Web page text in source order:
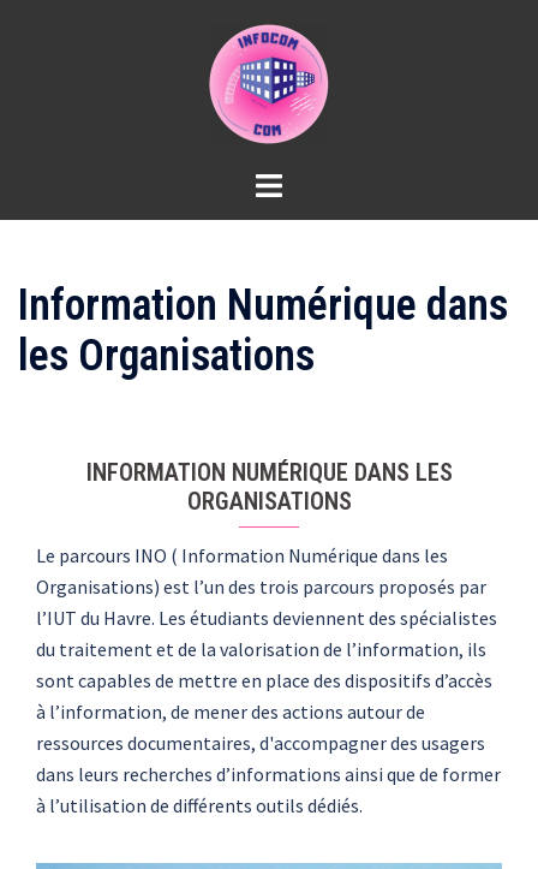
Information Numérique dans
les Organisations
INFORMATION NUMÉRIQUE DANS LES
ORGANISATIONS
Le parcours INO ( Information Numérique dans les
Organisations) est l’un des trois parcours proposés par
l’IUT du Havre. Les étudiants deviennent des spécialistes
du traitement et de la valorisation de l’information, ils
sont capables de mettre en place des dispositifs d’accès
à l’information, de mener des actions autour de
ressources documentaires, d'accompagner des usagers
dans leurs recherches d’informations ainsi que de former
à l’utilisation de différents outils dédiés.